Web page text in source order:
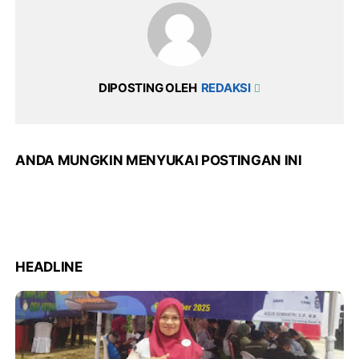
DIPOSTING OLEH REDAKSI
ANDA MUNGKIN MENYUKAI POSTINGAN INI
HEADLINE